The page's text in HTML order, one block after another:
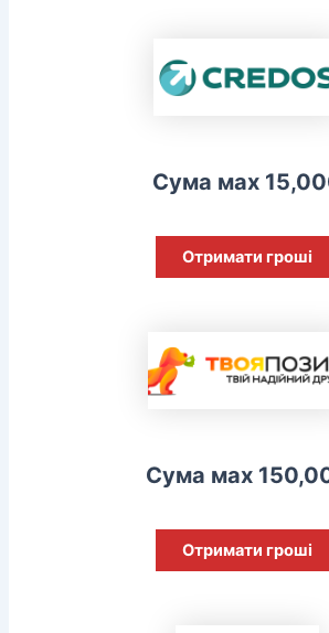
Сума мах
Отримати гроші
Сума мах
Отримати гроші